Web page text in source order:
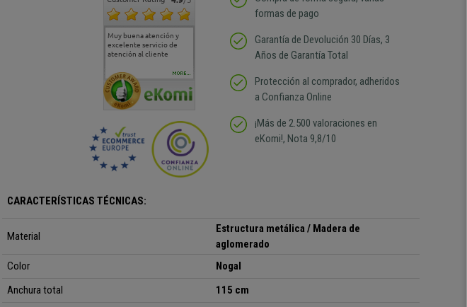
Muy buena atención y
excelente servicio de
atención al cliente
Muy buena atención de
cara al asesoramiento
comercial y el envío ha
Si estoy contento
Excelente relacion
calidad precio Plazo de
MORE...
formas de pago
Garantía de Devolución 30 Días, 3
Años de Garantía Total
Protección al comprador, adheridos
a Confianza Online
¡Más de 2.500 valoraciones en
eKomi!, Nota 9,8/10
CARACTERÍSTICAS TÉCNICAS:
Material
Estructura metálica / Madera de
aglomerado
Color
Nogal
Anchura total
115 cm